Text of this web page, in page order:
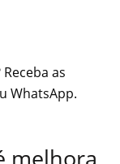
as
WhatsApp.
melhora